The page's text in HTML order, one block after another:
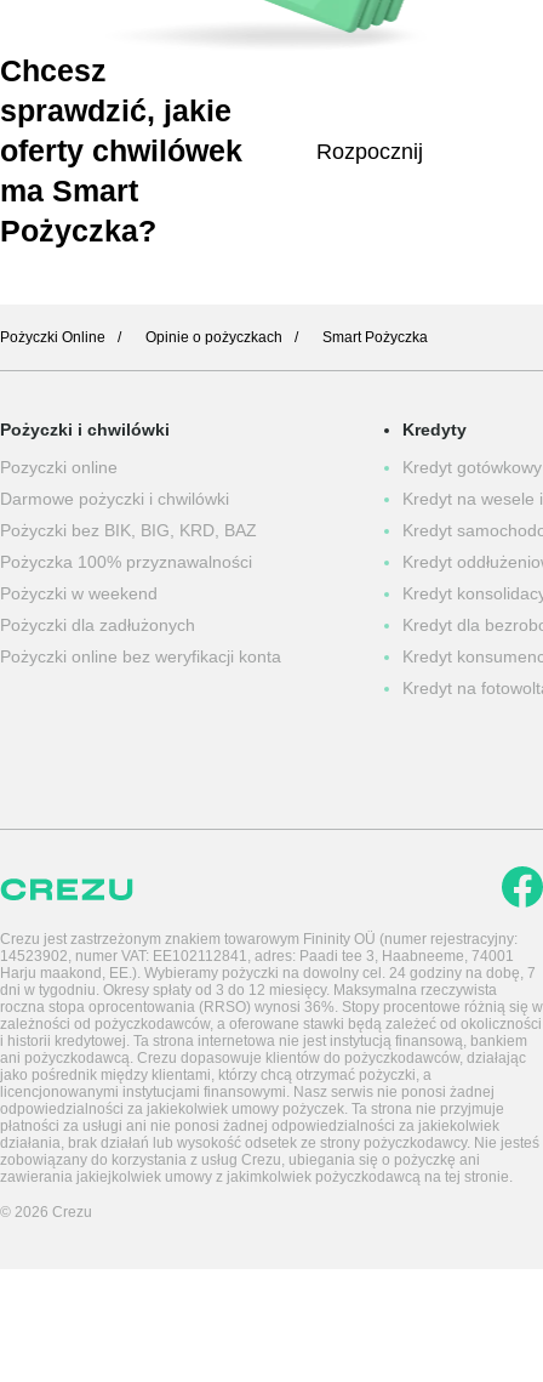
Chcesz
sprawdzić, jakie
oferty chwilówek
ma Smart
Pożyczka?
Rozpocznij
Pożyczki Online Opinie o pożyczkach Smart Pożyczka
Pożyczki i chwilówki
Pozyczki online
Darmowe pożyczki i chwilówki
Pożyczki bez BIK, BIG, KRD, BAZ
Pożyczka 100% przyznawalności
Pożyczki w weekend
Pożyczki dla zadłużonych
Pożyczki online bez weryfikacji konta
Kredyty
Kredyt gotówkowy
Kredyt na wesele
Kredyt
Kredyt
Kredyt
Kredyt dla
Kredyt
Kredyt na
Crezu jest zastrzeżonym znakiem towarowym Fininity OÜ (numer rejestracyjny:
14523902, numer VAT: EE102112841, adres: Paadi tee 3, Haabneeme, 74001
Harju maakond, EE.). Wybieramy pożyczki na dowolny cel. 24 godziny na dobę, 7
dni w tygodniu. Okresy spłaty od 3 do 12 miesięcy. Maksymalna rzeczywista
roczna stopa oprocentowania (RRSO) wynosi 36%. Stopy procentowe różnią się w
zależności od pożyczkodawców, a oferowane stawki będą zależeć od okoliczności
i historii kredytowej. Ta strona internetowa nie jest instytucją finansową, bankiem
ani pożyczkodawcą. Crezu dopasowuje klientów do pożyczkodawców, działając
jako pośrednik między klientami, którzy chcą otrzymać pożyczki, a
licencjonowanymi instytucjami finansowymi. Nasz serwis nie ponosi żadnej
odpowiedzialności za jakiekolwiek umowy pożyczek. Ta strona nie przyjmuje
płatności za usługi ani nie ponosi żadnej odpowiedzialności za jakiekolwiek
działania, brak działań lub wysokość odsetek ze strony pożyczkodawcy. Nie jesteś
zobowiązany do korzystania z usług Crezu, ubiegania się o pożyczkę ani
zawierania jakiejkolwiek umowy z jakimkolwiek pożyczkodawcą na tej stronie.
© 2026 Crezu